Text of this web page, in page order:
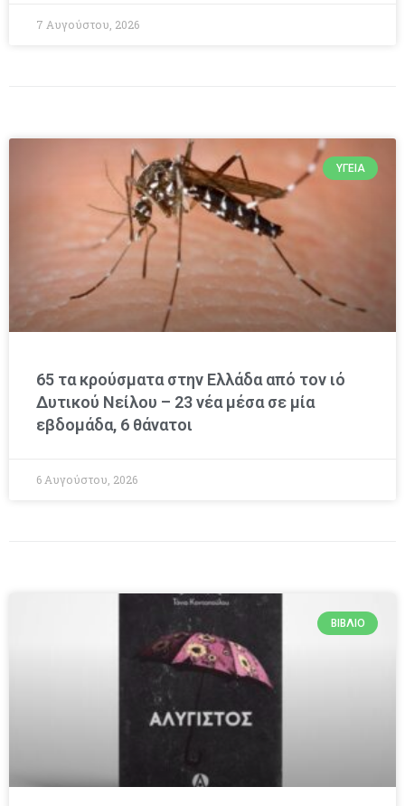
7 Αυγούστου, 2026
ΥΓΕΊΑ
65 τα κρούσματα στην Ελλάδα από τον ιό
Δυτικού Νείλου – 23 νέα μέσα σε μία
εβδομάδα, 6 θάνατοι
6 Αυγούστου, 2026
ΒΙΒΛΊΟ